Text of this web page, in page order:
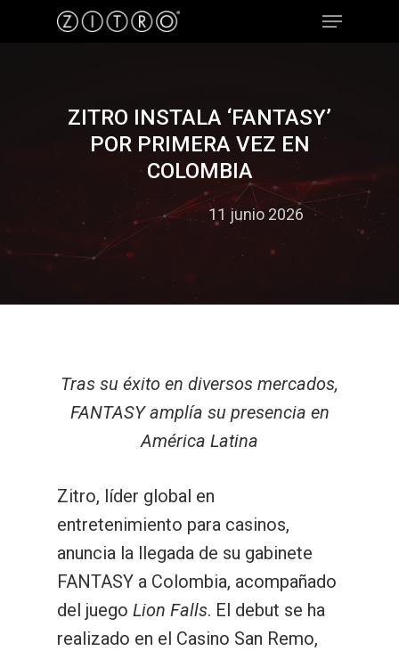
Hit enter to search or ESC to close
ZITRO INSTALA ‘FANTASY’
POR PRIMERA VEZ EN
COLOMBIA
11 junio 2026
Tras su éxito en diversos mercados,
FANTASY amplía su presencia en
América Latina
Zitro, líder global en
entretenimiento para casinos,
anuncia la llegada de su gabinete
FANTASY a Colombia, acompañado
del juego Lion Falls. El debut se ha
realizado en el Casino San Remo,